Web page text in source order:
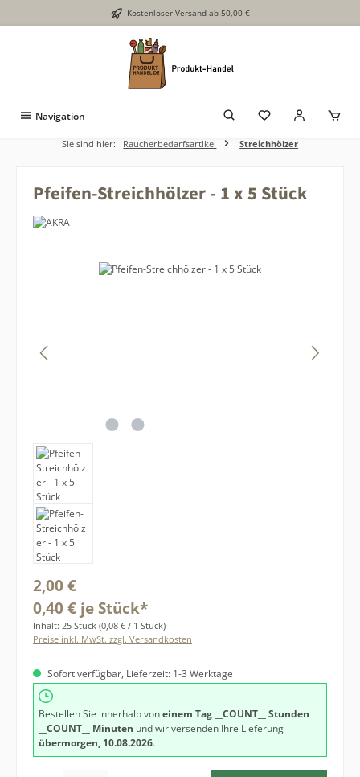
Zum Hauptinhalt springen Kostenloser Versand ab 50,00 €
Navigation
Sie sind hier: Raucherbedarfsartikel Streichhölzer
Pfeifen-Streichhölzer - 1 x 5 Stück
Bildergalerie überspringen
Regulärer Preis:
2,00 €
0,40 € je Stück*
Inhalt: 25 Stück (0,08 € / 1 Stück)
Preise inkl. MwSt. zzgl. Versandkosten
Sofort verfügbar, Lieferzeit: 1-3 Werktage
Bestellen Sie innerhalb voneinem Tag
__COUNT__ Stunden
__COUNT__ Minuten und wir versenden Ihre Lieferung
übermorgen, 10.08.2026.